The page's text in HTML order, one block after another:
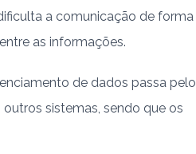
a comunicação de forma
as informações.
de dados passa pelo
sistemas, sendo que os